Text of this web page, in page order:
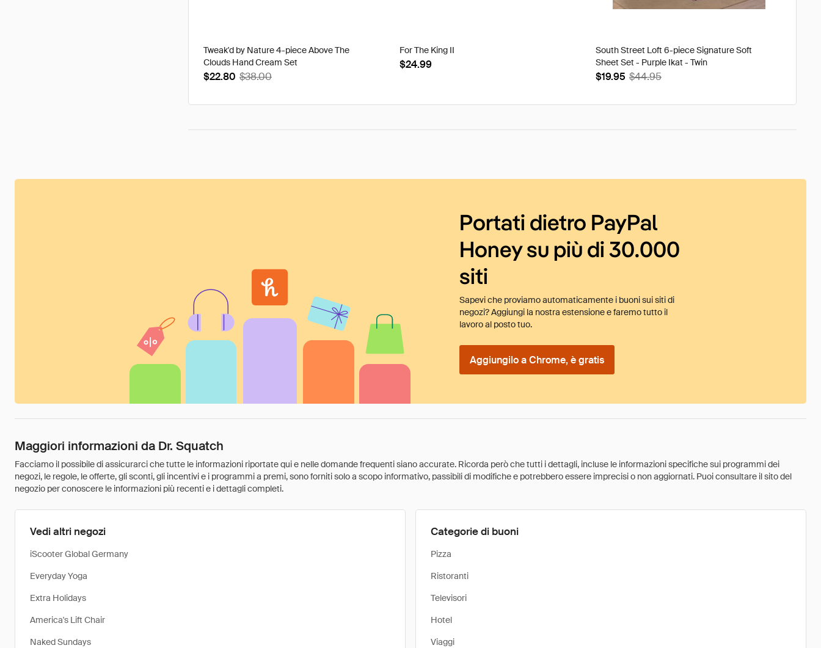
Tweak'd by Nature 4-piece Above The
Clouds Hand Cream Set
$22.80 $38.00
For The King II
$24.99
South Street Loft 6-piece Signature Soft
Sheet Set - Purple Ikat - Twin
$19.95 $44.95
Portati dietro PayPal
Honey su più di 30.000
siti
Sapevi che proviamo automaticamente i buoni sui siti di
negozi? Aggiungi la nostra estensione e faremo tutto il
lavoro al posto tuo.
Aggiungilo a Chrome, è gratis
Maggiori informazioni da Dr. Squatch
Facciamo il possibile di assicurarci che tutte le informazioni riportate qui e nelle domande frequenti siano accurate. Ricorda però che tutti i dettagli, incluse le informazioni specifiche sui programmi dei
negozi, le regole, le offerte, gli sconti, gli incentivi e i programmi a premi, sono forniti solo a scopo informativo, passibili di modifiche e potrebbero essere imprecisi o non aggiornati. Puoi consultare il sito del
negozio per conoscere le informazioni più recenti e i dettagli completi.
Vedi altri negozi
iScooter Global Germany
Everyday Yoga
Extra Holidays
America's Lift Chair
Naked Sundays
Categorie di buoni
Pizza
Ristoranti
Televisori
Hotel
Viaggi